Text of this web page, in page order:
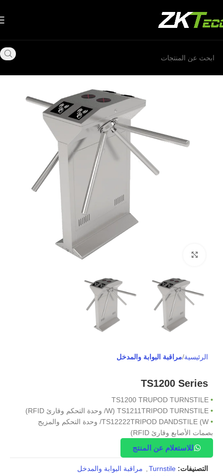
الرئيسية مراقبة البوابة والمدخل
TS1200 Series
•
TS1200 TRUPOD TURNSTILE
• TS1211TRIPOD TURNSTILE (W/ وحدة التحكم وقارئ RFID)
• TS12222TRIPOD DANDSTILE (W/ وحدة التحكم والمزيج
بصمات الأصابع وقارئ RFID)
للاستعلام عن المنتج
التصنيفات: Turnstile
مراقبة البوابة والمدخل